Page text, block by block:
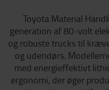
Toyota Material
generation af 80-volt
og robuste trucks til
og udendørs.
med energieffektivt
ergonomi, der øger